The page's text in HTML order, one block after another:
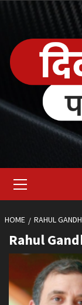
content
Menu
HOME RAHUL
Rahul